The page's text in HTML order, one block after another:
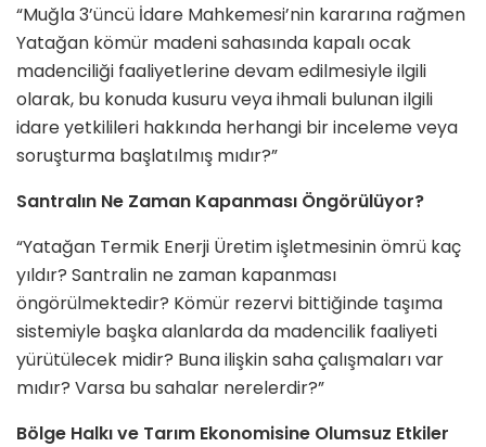
“Muğla 3’üncü İdare Mahkemesi’nin kararına rağmen
Yatağan kömür madeni sahasında kapalı ocak
madenciliği faaliyetlerine devam edilmesiyle ilgili
olarak, bu konuda kusuru veya ihmali bulunan ilgili
idare yetkilileri hakkında herhangi bir inceleme veya
soruşturma başlatılmış mıdır?”
Santralın Ne Zaman Kapanması Öngörülüyor?
“Yatağan Termik Enerji Üretim işletmesinin ömrü kaç
yıldır? Santralin ne zaman kapanması
öngörülmektedir? Kömür rezervi bittiğinde taşıma
sistemiyle başka alanlarda da madencilik faaliyeti
yürütülecek midir? Buna ilişkin saha çalışmaları var
mıdır? Varsa bu sahalar nerelerdir?”
Bölge Halkı ve Tarım Ekonomisine Olumsuz Etkiler